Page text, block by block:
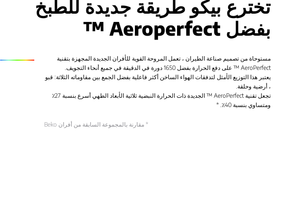
تخترع بيكو طريقة جديدة للطبخ
بفضل Aeroperfect ™
مستوحاة من تصميم صناعة الطيران ، تعمل المروحة القوية للأفران الجديدة المجهزة بتقنية
AeroPerfect ™ على دفع الحرارة بفضل 1650 دورة في الدقيقة في جميع أنحاء التجويف.
يعتبر هذا التوزيع الأمثل لتدفقات الهواء الساخن أكثر فاعلية بفضل الجمع بين مقاوماته الثلاثة: قبو
، أرضية وحلقة.
تجعل تقنية AeroPerfect ™ الجديدة ذات الحرارة النبضية ثلاثية الأبعاد الطهي أسرع بنسبة 27٪
ومتساوي بنسبة 40٪. *
* مقارنة بالمجموعة السابقة من أفران Beko